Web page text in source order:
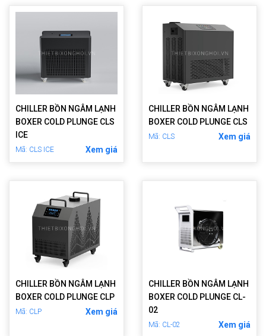
CHILLER BỒN NGÂM LẠNH
BOXER COLD PLUNGE CLS
ICE
Mã: CLS ICE Xem giá
CHILLER BỒN NGÂM LẠNH
BOXER COLD PLUNGE CLS
Mã: CLS Xem giá
CHILLER BỒN NGÂM LẠNH
BOXER COLD PLUNGE CLP
Mã: CLP Xem giá
CHILLER BỒN NGÂM LẠNH
BOXER COLD PLUNGE CL-
02
Mã: CL-02 Xem giá